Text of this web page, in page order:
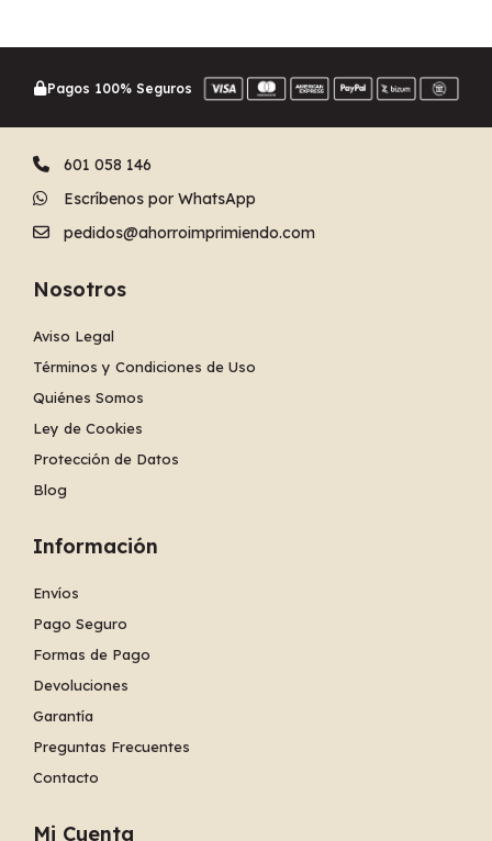
Pagos 100% Seguros
601 058 146
Escríbenos por WhatsApp
pedidos@ahorroimprimiendo.com
Nosotros
Aviso Legal
Términos y Condiciones de Uso
Quiénes Somos
Ley de Cookies
Protección de Datos
Blog
Información
Envíos
Pago Seguro
Formas de Pago
Devoluciones
Garantía
Preguntas Frecuentes
Contacto
Mi Cuenta